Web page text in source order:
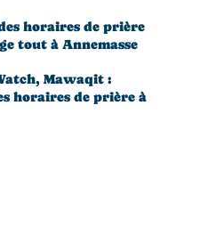
horaires de prière
tout à Annemasse
Mawaqit :
horaires de prière à